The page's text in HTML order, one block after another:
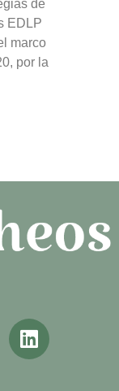
de
EDLP
marco
por la